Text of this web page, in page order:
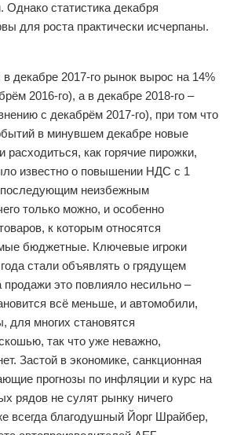
информации
статистика декабря
для роста практически исчерпаны.
декабре 2017-го рынок вырос на 14%
2016-го), а в декабре 2018-го –
с декабрём 2017-го), при том что
в минувшем декабре новые
как горячие пирожки,
известно о повышении НДС с 1
последующим неизбежным
только можно, и особенно
к которым относятся
бюджетные. Ключевые игроки
стали объявлять о грядущем
это повлияло несильно –
всё меньше, и автомобили,
для многих становятся
так что уже неважно,
Застой в экономике, санкционная
прогнозы по инфляции и курс на
рядов не сулят рынку ничего
всегда благодушный Йорг Шрайбер,